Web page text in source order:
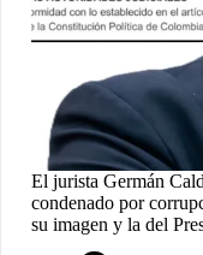
El jurista Germán
condenado por
su imagen y la del